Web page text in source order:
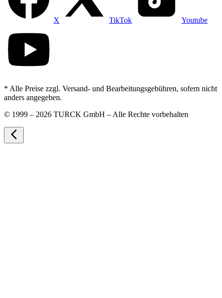
X TikTok Youtube
* Alle Preise zzgl. Versand- und Bearbeitungsgebühren, sofern nicht
anders angegeben.
© 1999 – 2026 TURCK GmbH – Alle Rechte vorbehalten
arrow_back_ios_new